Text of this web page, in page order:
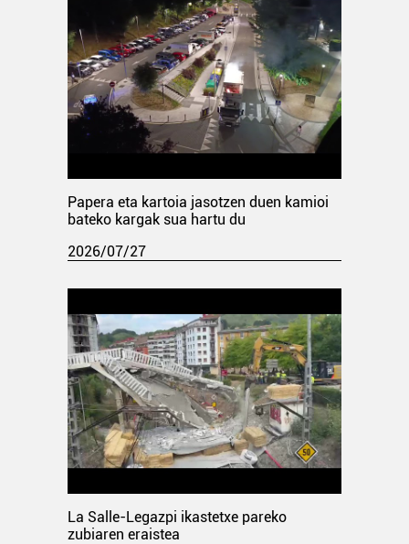
Papera eta kartoia jasotzen duen kamioi
bateko kargak sua hartu du
2026/07/27
La Salle-Legazpi ikastetxe pareko
zubiaren eraistea